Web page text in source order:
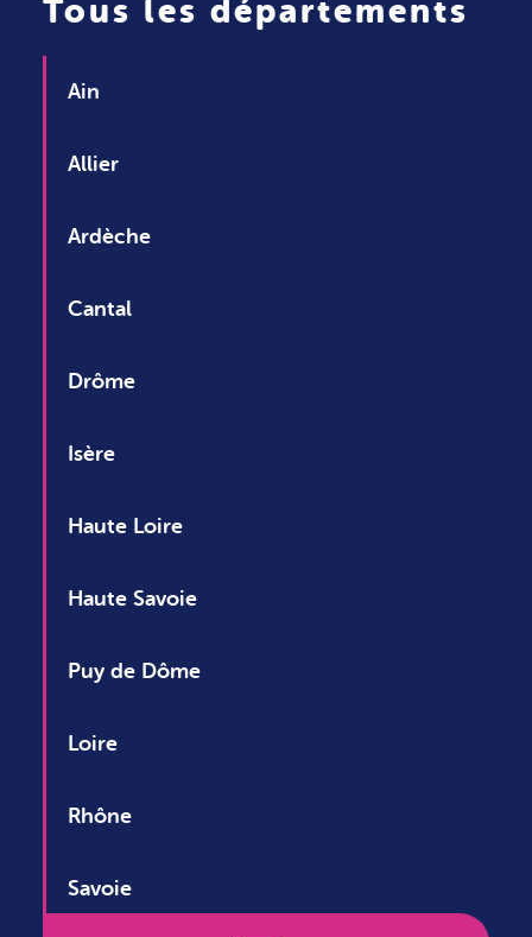
Tous les départements
Ain
Allier
Ardèche
Cantal
Drôme
Isère
Haute Loire
Haute Savoie
Puy de Dôme
Loire
Rhône
Savoie